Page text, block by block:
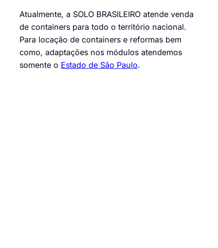
Atualmente, a SOLO BRASILEIRO atende venda
de containers para todo o território nacional.
Para locação de containers e reformas bem
como, adaptações nos módulos atendemos
somente o Estado de São Paulo.